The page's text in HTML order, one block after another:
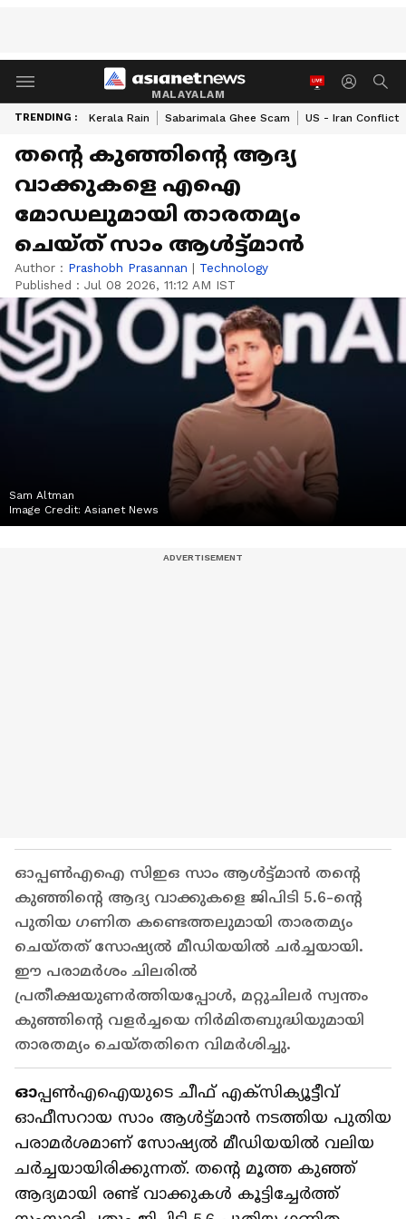
MALAYALAM
TRENDING : Kerala Rain Sabarimala Ghee Scam US - Iran Conflict
തന്‍റെ കുഞ്ഞിന്‍റെ ആദ്യ
വാക്കുകളെ എഐ
മോഡലുമായി താരതമ്യം
ചെയ്ത് സാം ആൾട്ട്മാൻ
Author : Prashobh Prasannan | Technology
Published : Jul 08 2026, 11:12 AM IST
Sam Altman
Image Credit: Asianet News
ഓപ്പൺഎഐ സിഇഒ സാം ആൾട്ട്മാൻ തന്റെ
കുഞ്ഞിന്റെ ആദ്യ വാക്കുകളെ ജിപിടി 5.6-ന്റെ
പുതിയ ഗണിത കണ്ടെത്തലുമായി താരതമ്യം
ചെയ്തത് സോഷ്യൽ മീഡിയയിൽ ചർച്ചയായി.
ഈ പരാമർശം ചിലരിൽ
പ്രതീക്ഷയുണർത്തിയപ്പോൾ, മറ്റുചിലർ സ്വന്തം
കുഞ്ഞിന്റെ വളർച്ചയെ നിർമിതബുദ്ധിയുമായി
താരതമ്യം ചെയ്തതിനെ വിമർശിച്ചു.
ഓപ്പൺഎഐയുടെ ചീഫ് എക്സിക്യൂട്ടീവ്
ഓഫീസറായ സാം ആൾട്ട്മാൻ നടത്തിയ പുതിയ
പരാമർശമാണ് സോഷ്യൽ മീഡിയയിൽ വലിയ
ചർച്ചയായിരിക്കുന്നത്. തന്റെ മൂത്ത കുഞ്ഞ്
ആദ്യമായി രണ്ട് വാക്കുകൾ കൂട്ടിച്ചേർത്ത്